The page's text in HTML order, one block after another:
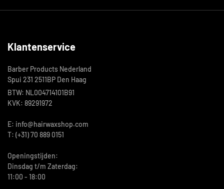
Klantenservice
Barber Products Nederland
Spui 231 2511BP Den Haag
BTW: NL004714101B91
KVK: 89291972
E: info@hairwaxshop.com
T: (+31) 70 889 0151
Openingstijden:
Dinsdag t/m Zaterdag:
11:00 - 18:00